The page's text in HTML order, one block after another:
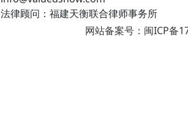
法律顾问：福建天衡联合律师事务所
网站备案号：闽ICP备